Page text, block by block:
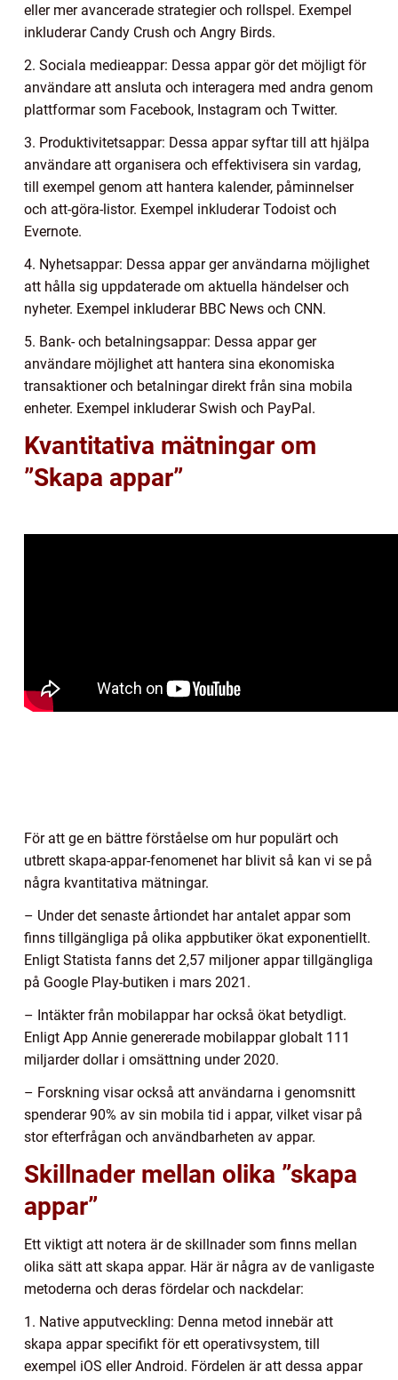
eller mer avancerade strategier och rollspel. Exempel
inkluderar Candy Crush och Angry Birds.
2. Sociala medieappar: Dessa appar gör det möjligt för
användare att ansluta och interagera med andra genom
plattformar som Facebook, Instagram och Twitter.
3. Produktivitetsappar: Dessa appar syftar till att hjälpa
användare att organisera och effektivisera sin vardag,
till exempel genom att hantera kalender, påminnelser
och att-göra-listor. Exempel inkluderar Todoist och
Evernote.
4. Nyhetsappar: Dessa appar ger användarna möjlighet
att hålla sig uppdaterade om aktuella händelser och
nyheter. Exempel inkluderar BBC News och CNN.
5. Bank- och betalningsappar: Dessa appar ger
användare möjlighet att hantera sina ekonomiska
transaktioner och betalningar direkt från sina mobila
enheter. Exempel inkluderar Swish och PayPal.
Kvantitativa mätningar om
”Skapa appar”
För att ge en bättre förståelse om hur populärt och
utbrett skapa-appar-fenomenet har blivit så kan vi se på
några kvantitativa mätningar.
– Under det senaste årtiondet har antalet appar som
finns tillgängliga på olika appbutiker ökat exponentiellt.
Enligt Statista fanns det 2,57 miljoner appar tillgängliga
på Google Play-butiken i mars 2021.
– Intäkter från mobilappar har också ökat betydligt.
Enligt App Annie genererade mobilappar globalt 111
miljarder dollar i omsättning under 2020.
– Forskning visar också att användarna i genomsnitt
spenderar 90% av sin mobila tid i appar, vilket visar på
stor efterfrågan och användbarheten av appar.
Skillnader mellan olika ”skapa
appar”
Ett viktigt att notera är de skillnader som finns mellan
olika sätt att skapa appar. Här är några av de vanligaste
metoderna och deras fördelar och nackdelar:
1. Native apputveckling: Denna metod innebär att
skapa appar specifikt för ett operativsystem, till
exempel iOS eller Android. Fördelen är att dessa appar